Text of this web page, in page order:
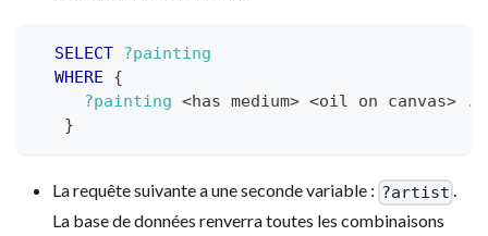
SELECT ?painting
WHERE
{
?painting <has medium> <oil on canvas>
.
}
La requête suivante a une seconde variable : ?artist .
La base de données renverra toutes les combinaisons